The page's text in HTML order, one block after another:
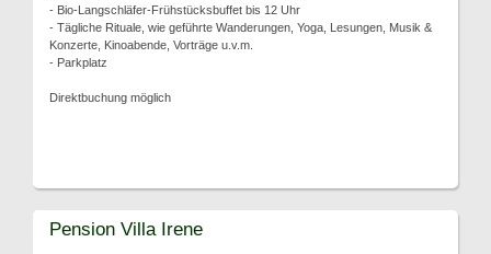
- Bio-Langschläfer-Frühstücksbuffet bis 12 Uhr
- Tägliche Rituale, wie geführte Wanderungen, Yoga, Lesungen, Musik &
Konzerte, Kinoabende, Vorträge u.v.m.
- Parkplatz
Direktbuchung möglich
Pension Villa Irene